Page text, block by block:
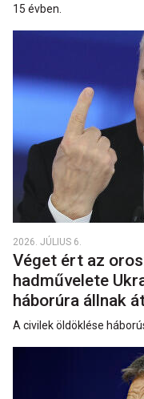
15 évben.
2026. JÚLIUS 6.
Véget ért az
hadművelete
háborúra állnak
A civilek öldöklése